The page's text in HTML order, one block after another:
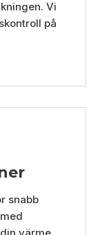
Vi
på
snabb
värme.